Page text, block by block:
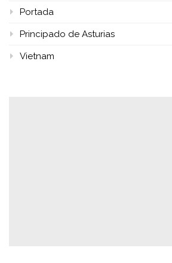
Portada
Principado de Asturias
Vietnam